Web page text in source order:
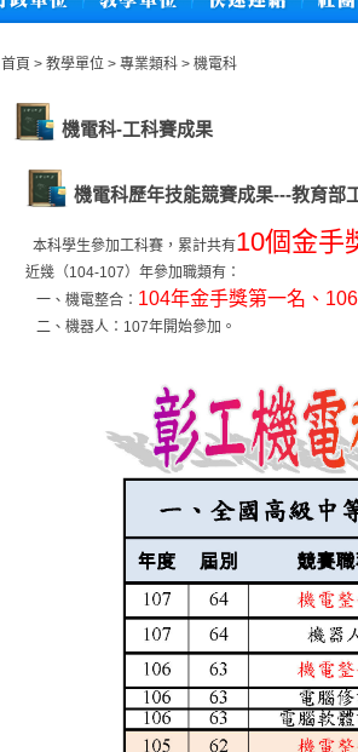
首頁 > 教學單位 > 專業類科 > 機電科
機電科-工科賽成果
機電科歷年技能競賽成果---教育部
本科學生參加工科賽，累計共有10個金手
近幾（104-107）年參加職類有：
一、機電整合： 104年金手獎第一名、
二、機器人：107年開始參加。